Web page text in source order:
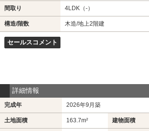
間取り 4LDK（-）
構造/階数 木造/地上2階建
セールスコメント
詳細情報
完成年 2026年9月築
土地面積 163.7m² 建物面積